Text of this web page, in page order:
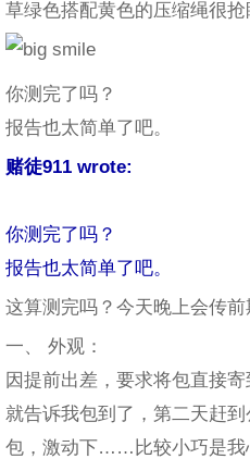
草绿色搭配黄色的压缩绳很
你测完了吗？
报告也太简单了吧。
赌徒911 wrote:
你测完了吗？
报告也太简单了吧。
这算测完吗？今天晚上会传
一、 外观：
因提前出差，要求将包直接
就告诉我包到了，第二天赶
包，激动下……比较小巧是我